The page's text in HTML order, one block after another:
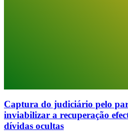
Captura do judiciário pelo
inviabilizar a recuperação
dívidas ocultas